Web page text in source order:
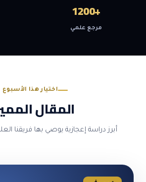
+1200
مرجع علمي
اختيار هذا الأسبوع
المقال
أبرز دراسة إعجازية يوصي بها فريقنا